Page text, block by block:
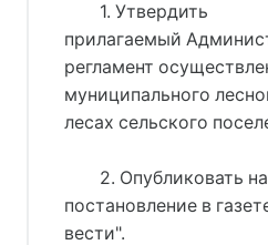
1. Утвердить
прилагаемый
регламент
муниципального
лесах сельского
2. Опубликовать
постановление в
вести".